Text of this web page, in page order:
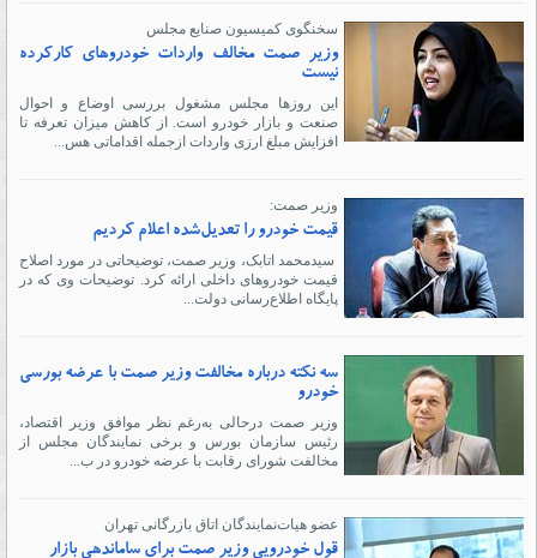
سخنگوی کمیسیون صنایع مجلس
وزیر صمت مخالف واردات خودروهای کارکرده
نیست
این روزها مجلس مشغول بررسی اوضاع و احوال
صنعت و بازار خودرو است. از کاهش میزان تعرفه تا
افزایش مبلغ ارزی واردات ازجمله اقداماتی هس...
وزیر صمت:
قیمت خودرو را تعدیل‌شده اعلام کردیم
سیدمحمد اتابک، وزیر صمت، توضیحاتی در مورد اصلاح
قیمت خودروهای داخلی ارائه کرد. توضیحات وی که در
پایگاه اطلاع‌رسانی دولت...
سه نکته درباره مخالفت وزیر صمت با عرضه بورسی
خودرو
وزیر صمت درحالی به‌رغم نظر موافق وزیر اقتصاد،
رئیس سازمان بورس و برخی نمایندگان مجلس از
مخالفت شورای رقابت با عرضه خودرو در ب...
عضو هیات‌نمایندگان اتاق بازرگانی تهران
قول خودرویی وزیر صمت برای ساماندهی بازار